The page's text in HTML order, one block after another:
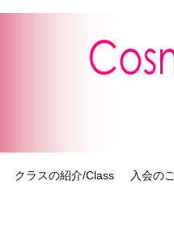
クラスの紹介/Class 入会の